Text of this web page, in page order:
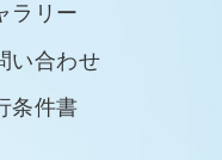
ラリー
い合わせ
条件書